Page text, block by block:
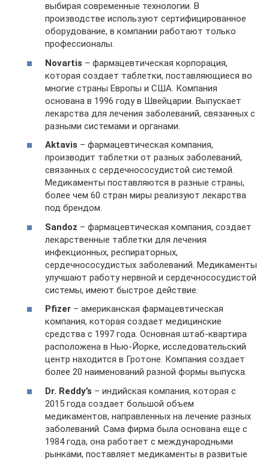
выбирая современные технологии. В
производстве используют сертифицированное
оборудование, в компании работают только
профессионалы.
Novartis – фармацевтическая корпорация,
которая создает таблетки, поставляющиеся во
многие страны Европы и США. Компания
основана в 1996 году в Швейцарии. Выпускает
лекарства для лечения заболеваний, связанных с
разными системами и органами.
Aktavis – фармацевтическая компания,
производит таблетки от разных заболеваний,
связанных с сердечнососудистой системой.
Медикаменты поставляются в разные страны,
более чем 60 стран миры реализуют лекарства
под брендом.
Sandoz – фармацевтическая компания, создает
лекарственные таблетки для лечения
инфекционных, респираторных,
сердечнососудистых заболеваний. Медикаменты
улучшают работу нервной и сердечнососудистой
системы, имеют быстрое действие.
Pfizer – американская фармацевтическая
компания, которая создает медицинские
средства с 1997 года. Основная штаб-квартира
расположена в Нью-Йорке, исследовательский
центр находится в Гротоне. Компания создает
более 20 наименований разной формы выпуска.
Dr. Reddy’s – индийская компания, которая с
2015 года создает большой объем
медикаментов, направленных на лечение разных
заболеваний. Сама фирма была основана еще с
1984 года, она работает с международными
рынками, поставляет медикаменты в развитые